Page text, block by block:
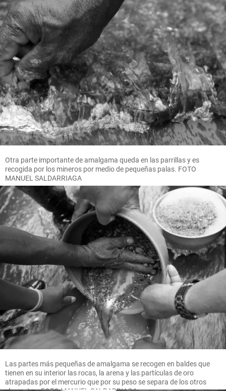
Otra parte importante de amalgama queda en las parrillas y es
recogida por los mineros por medio de pequeñas palas. FOTO
MANUEL SALDARRIAGA
Las partes más pequeñas de amalgama se recogen en baldes que
tienen en su interior las rocas, la arena y las partículas de oro
atrapadas por el mercurio que por su peso se separa de los otros